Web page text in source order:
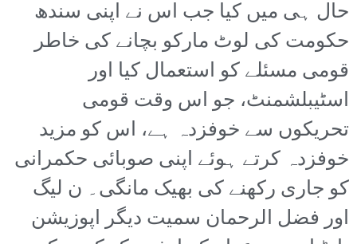
حال ہی میں کیا جب اس نے اپنی سندھ
حکومت کی لوٹ مارکو بچانے کی خاطر
قومی مسئلے کو استعمال کیا اور
اسٹیبلشمنٹ، جو اس وقت قومی
تحریکوں سے خوفزدہ ہے، اس کو مزید
خوفزدہ کرتے ہوئے اپنی صوبائی حکمرانی
کو جاری رکھنے کی بھیک مانگی۔ ن لیگ
اور فضل الرحمان سمیت دیگر اپوزیشن